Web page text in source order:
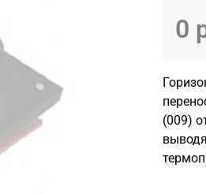
0
(009)